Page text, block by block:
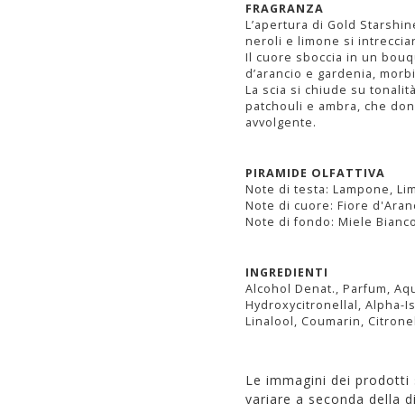
FRAGRANZA
L’apertura di Gold
neroli e limone si
Il cuore sboccia in un
d’arancio e gardenia,
La scia si chiude su
patchouli e ambra, che
avvolgente.
PIRAMIDE OLFATTIVA
Note di testa: Lampone,
Note di cuore: Fiore
Note di fondo: Miele
INGREDIENTI
Alcohol Denat., Parfum,
Hydroxycitronellal, Alpha-
Linalool, Coumarin,
Le immagini dei prodotti
variare a seconda della